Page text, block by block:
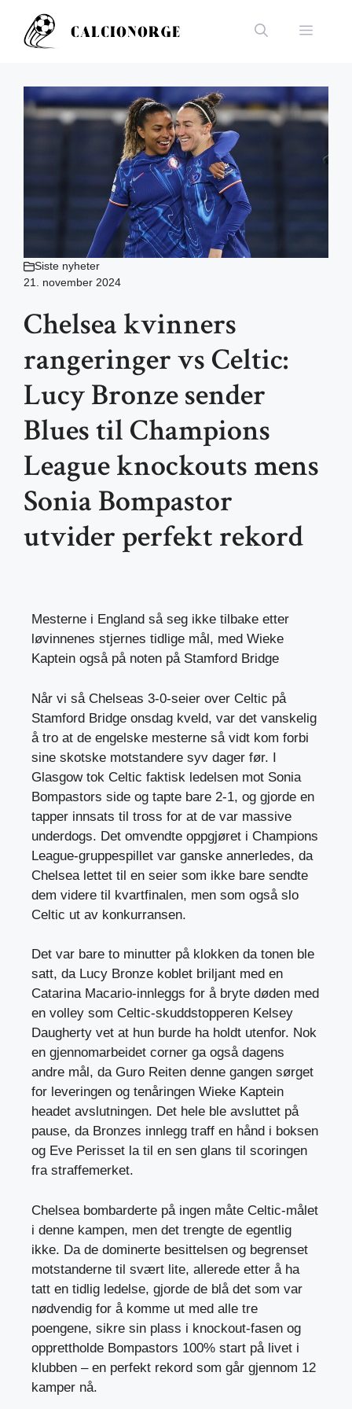
innhold
Meny
Siste nyheter
21. november 2024
Chelsea kvinners
rangeringer vs Celtic:
Lucy Bronze sender
Blues til Champions
League knockouts mens
Sonia Bompastor
utvider perfekt rekord
Mesterne i England så seg ikke tilbake etter
løvinnenes stjernes tidlige mål, med Wieke
Kaptein også på noten på Stamford Bridge
Når vi så Chelseas 3-0-seier over Celtic på
Stamford Bridge onsdag kveld, var det vanskelig
å tro at de engelske mesterne så vidt kom forbi
sine skotske motstandere syv dager før. I
Glasgow tok Celtic faktisk ledelsen mot Sonia
Bompastors side og tapte bare 2-1, og gjorde en
tapper innsats til tross for at de var massive
underdogs. Det omvendte oppgjøret i Champions
League-gruppespillet var ganske annerledes, da
Chelsea lettet til en seier som ikke bare sendte
dem videre til kvartfinalen, men som også slo
Celtic ut av konkurransen.
Det var bare to minutter på klokken da tonen ble
satt, da Lucy Bronze koblet briljant med en
Catarina Macario-innleggs for å bryte døden med
en volley som Celtic-skuddstopperen Kelsey
Daugherty vet at hun burde ha holdt utenfor. Nok
en gjennomarbeidet corner ga også dagens
andre mål, da Guro Reiten denne gangen sørget
for leveringen og tenåringen Wieke Kaptein
headet avslutningen. Det hele ble avsluttet på
pause, da Bronzes innlegg traff en hånd i boksen
og Eve Perisset la til en sen glans til scoringen
fra straffemerket.
Chelsea bombarderte på ingen måte Celtic-målet
i denne kampen, men det trengte de egentlig
ikke. Da de dominerte besittelsen og begrenset
motstanderne til svært lite, allerede etter å ha
tatt en tidlig ledelse, gjorde de blå det som var
nødvendig for å komme ut med alle tre
poengene, sikre sin plass i knockout-fasen og
opprettholde Bompastors 100% start på livet i
klubben – en perfekt rekord som går gjennom 12
kamper nå.